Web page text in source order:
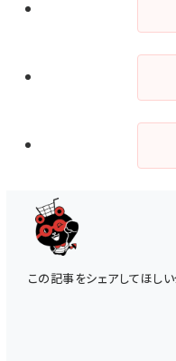
この記事をシェアしてほしい